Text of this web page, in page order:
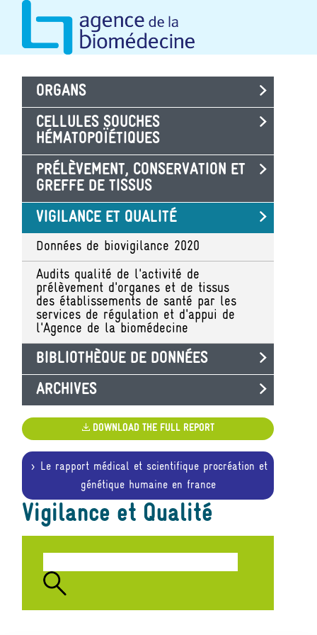
main
ORGANS
CELLULES SOUCHES
HÉMATOPOÏÉTIQUES
PRÉLÈVEMENT, CONSERVATION ET
GREFFE DE TISSUS
VIGILANCE ET QUALITÉ
Données de biovigilance 2020
Audits qualité de l'activité de
prélèvement d'organes et de tissus
des établissements de santé par les
services de régulation et d'appui de
l'Agence de la biomédecine
BIBLIOTHÈQUE DE DONNÉES
ARCHIVES
DOWNLOAD THE FULL REPORT
Le rapport médical et scientifique procréation et
génétique humaine en france
Vigilance et Qualité